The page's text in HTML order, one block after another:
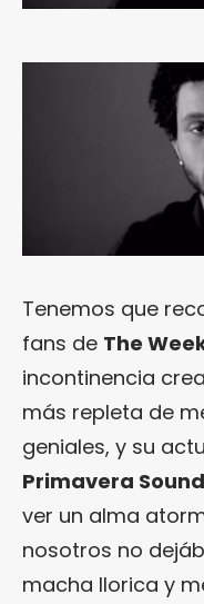
Tenemos que
fans de The
incontinencia
más repleta de
geniales, y su
Primavera Sound
ver un alma
nosotros no
macha llorica y